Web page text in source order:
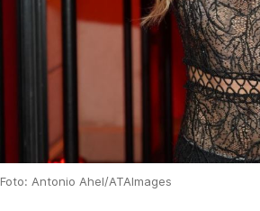
Foto: Antonio Ahel/ATAImages